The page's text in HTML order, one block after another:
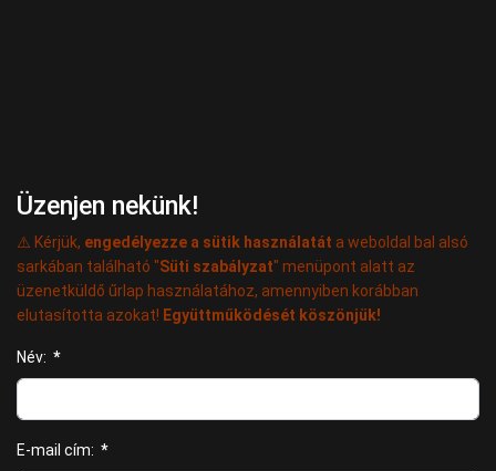
Üzenjen nekünk!
⚠️ Kérjük, engedélyezze a sütik használatát a weboldal bal alsó
sarkában található "Süti szabályzat" menüpont alatt az
üzenetküldő űrlap használatához, amennyiben korábban
elutasította azokat! Együttműködését köszönjük!
Név: *
E-mail cím: *